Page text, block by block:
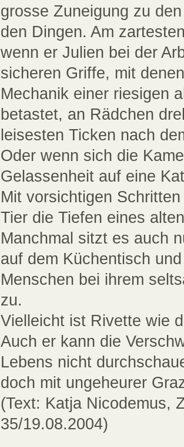
grosse Zuneigung zu
den Dingen. Am
wenn er Julien bei der
sicheren Griffe, mit
Mechanik einer riesigen
betastet, an Rädchen
leisesten Ticken nach
Oder wenn sich die
Gelassenheit auf eine
Mit vorsichtigen
Tier die Tiefen eines
Manchmal sitzt es auch
auf dem Küchentisch
Menschen bei ihrem
zu.
Vielleicht ist Rivette wie
Auch er kann die
Lebens nicht
doch mit ungeheurer
(Text: Katja Nicodemus,
35/19.08.2004)